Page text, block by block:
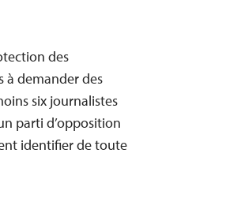
des
à demander des
six journalistes
parti d’opposition
identifier de toute